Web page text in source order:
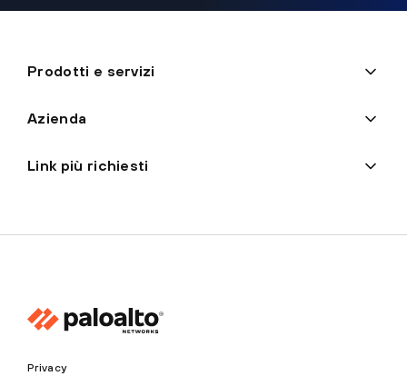
Prodotti e servizi
Azienda
Link più richiesti
Privacy